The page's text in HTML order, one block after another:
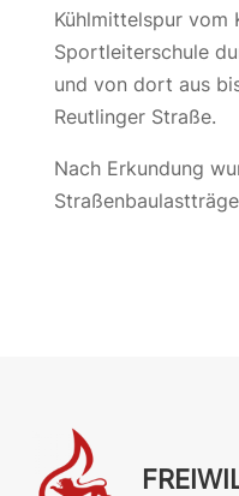
Kühlmittelspur vom
Sportleiterschule
und von dort aus
Reutlinger Straße.
Nach Erkundung